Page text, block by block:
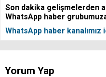
Son dakika gelişmelerden
WhatsApp haber
WhatsApp haber kanalımız
Yorum Yap